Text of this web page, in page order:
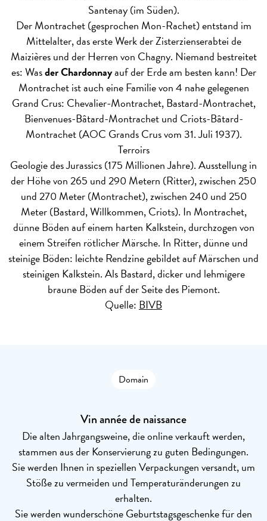
Santenay (im Süden).
Der Montrachet (gesprochen Mon-Rachet) entstand im
Mittelalter, das erste Werk der Zisterzienserabtei de
Maizières und der Herren von Chagny. Niemand bestreitet
es: Wasder Chardonnayauf der Erde am besten kann! Der
Montrachet ist auch eine Familie von 4 nahe gelegenen
Grand Crus: Chevalier-Montrachet, Bastard-Montrachet,
Bienvenues-Bâtard-Montrachet und Criots-Bâtard-
Montrachet (AOC Grands Crus vom 31. Juli 1937).
Terroirs
Geologie des Jurassics (175 Millionen Jahre). Ausstellung in
der Höhe von 265 und 290 Metern (Ritter), zwischen 250
und 270 Meter (Montrachet), zwischen 240 und 250
Meter (Bastard, Willkommen, Criots). In Montrachet,
dünne Böden auf einem harten Kalkstein, durchzogen von
einem Streifen rötlicher Märsche. In Ritter, dünne und
steinige Böden: leichte Rendzine gebildet auf Märschen und
steinigen Kalkstein. Als Bastard, dicker und lehmigere
braune Böden auf der Seite des Piemont.
Quelle: BIVB
Domain
Vin année de naissance
Die alten Jahrgangsweine, die online verkauft werden,
stammen aus der Konservierung zu guten Bedingungen.
Sie werden Ihnen in speziellen Verpackungen versandt, um
Stöße zu vermeiden und Temperaturänderungen zu
erhalten.
Sie werden wunderschöne Geburtstagsgeschenke für den